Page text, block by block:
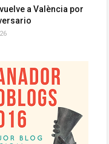
vuelve a València por